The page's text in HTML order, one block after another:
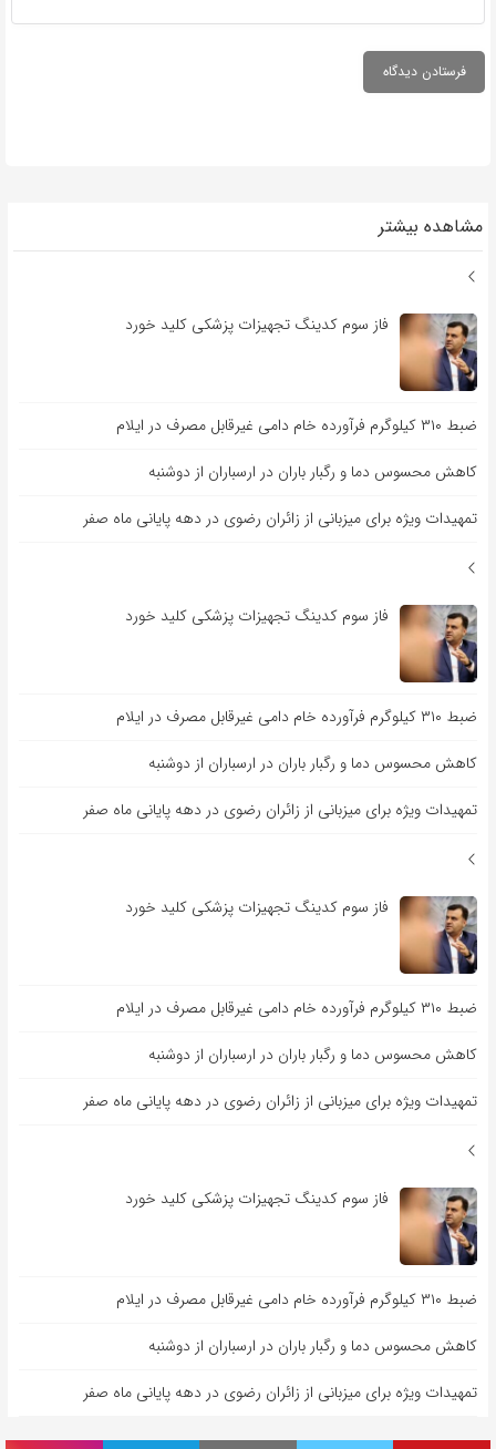
مشاهده بیشتر
فاز سوم کدینگ تجهیزات پزشکی کلید خورد
ضبط ۳۱۰ کیلوگرم فرآورده خام دامی غیرقابل مصرف در ایلام
کاهش محسوس دما و رگبار باران در ارسباران از دوشنبه
تمهیدات ویژه برای میزبانی از زائران رضوی در دهه پایانی ماه صفر
فاز سوم کدینگ تجهیزات پزشکی کلید خورد
ضبط ۳۱۰ کیلوگرم فرآورده خام دامی غیرقابل مصرف در ایلام
کاهش محسوس دما و رگبار باران در ارسباران از دوشنبه
تمهیدات ویژه برای میزبانی از زائران رضوی در دهه پایانی ماه صفر
فاز سوم کدینگ تجهیزات پزشکی کلید خورد
ضبط ۳۱۰ کیلوگرم فرآورده خام دامی غیرقابل مصرف در ایلام
کاهش محسوس دما و رگبار باران در ارسباران از دوشنبه
تمهیدات ویژه برای میزبانی از زائران رضوی در دهه پایانی ماه صفر
فاز سوم کدینگ تجهیزات پزشکی کلید خورد
ضبط ۳۱۰ کیلوگرم فرآورده خام دامی غیرقابل مصرف در ایلام
کاهش محسوس دما و رگبار باران در ارسباران از دوشنبه
تمهیدات ویژه برای میزبانی از زائران رضوی در دهه پایانی ماه صفر